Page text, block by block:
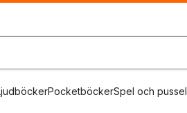
PocketböckerSpel och pussel